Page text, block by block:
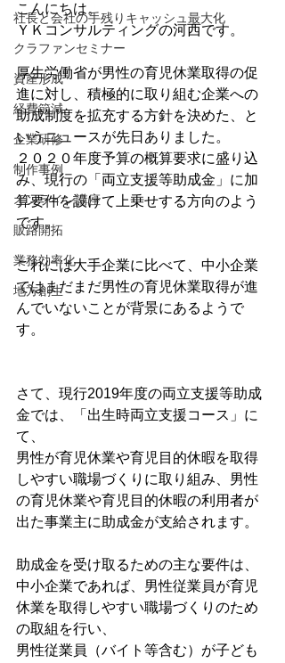
社長と会社の手残りキャッシュ最大化
クラファンセミナー
資産形成
経費節減
企業研修
制作事例
オンライン講座
販路開拓
業務効率化
地方創生
こんにちは。
ＹＫコンサルティングの河西です。
厚生労働省が男性の育児休業取得の促
進に対し、積極的に取り組む企業への
助成制度を拡充する方針を決めた、と
いうニュースが先日ありました。
２０２０年度予算の概算要求に盛り込
み、現行の「両立支援等助成金」に加
算要件を設けて上乗せする方向のよう
です。
これには大手企業に比べて、中小企業
ではまだまだ男性の育児休業取得が進
んでいないことが背景にあるようで
す。
さて、現行2019年度の両立支援等助成
金では、「出生時両立支援コース」に
て、
男性が育児休業や育児目的休暇を取得
しやすい職場づくりに取り組み、男性
の育児休業や育児目的休暇の利用者が
出た事業主に助成金が支給されます。
助成金を受け取るための主な要件は、
中小企業であれば、男性従業員が育児
休業を取得しやすい職場づくりのため
の取組を行い、
男性従業員（バイト等含む）が子ども